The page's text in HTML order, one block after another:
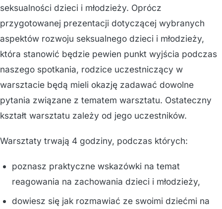
seksualności dzieci i młodzieży. Oprócz
przygotowanej prezentacji dotyczącej wybranych
aspektów rozwoju seksualnego dzieci i młodzieży,
która stanowić będzie pewien punkt wyjścia podczas
naszego spotkania, rodzice uczestniczący w
warsztacie będą mieli okazję zadawać dowolne
pytania związane z tematem warsztatu. Ostateczny
kształt warsztatu zależy od jego uczestników.
Warsztaty trwają 4 godziny, podczas których:
poznasz praktyczne wskazówki na temat
reagowania na zachowania dzieci i młodzieży,
dowiesz się jak rozmawiać ze swoimi dziećmi na